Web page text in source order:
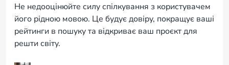
Не недооцінюйте силу спілкування з користувачем
його рідною мовою. Це будує довіру, покращує ваші
рейтинги в пошуку та відкриває ваш проєкт для
решти світу.